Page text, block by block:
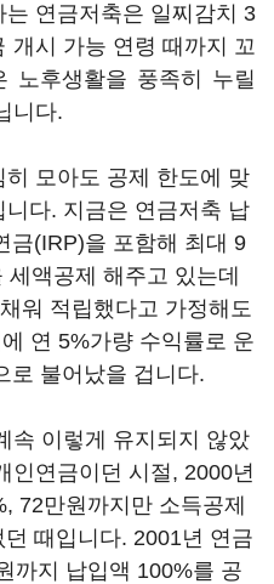
연금저축은 일찌감치 3
개시 가능 연령 때까지 꼬
노후생활을 풍족히 누릴
니다.
모아도 공제 한도에 맞
다. 지금은 연금저축 납
금(IRP)을 포함해 최대 9
액공제 해주고 있는데
워 적립했다고 가정해도
연 5%가량 수익률로 운
로 불어났을 겁니다.
속 이렇게 유지되지 않았
인연금이던 시절, 2000년
72만원까지만 소득공제
때입니다. 2001년 연금
까지 납입액 100%를 공